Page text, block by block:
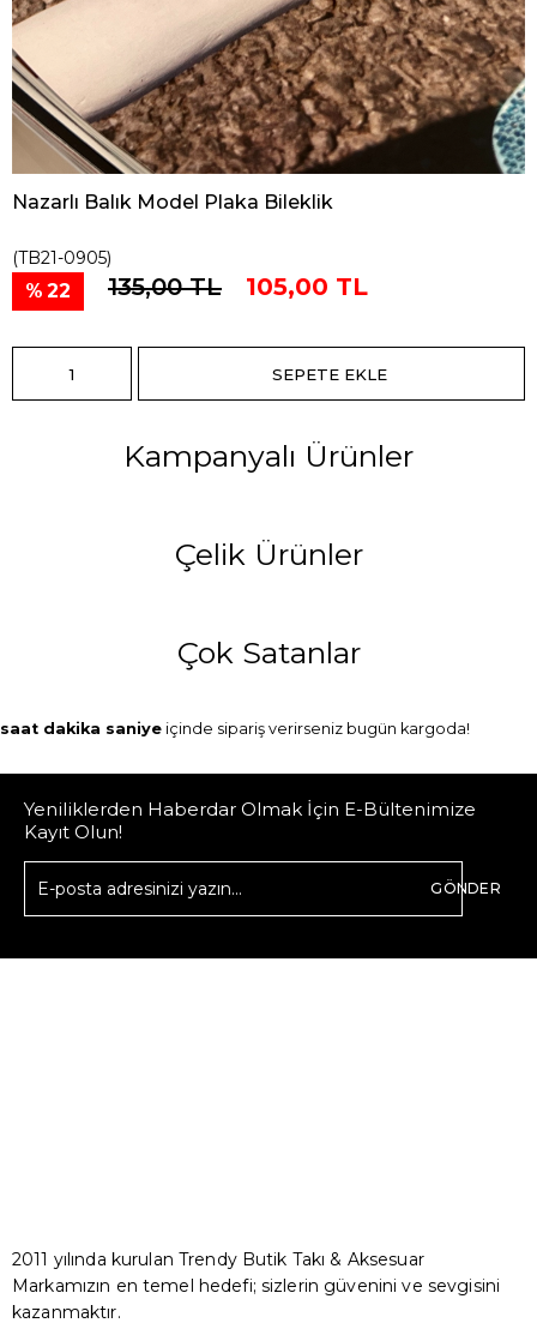
Nazarlı Balık Model Plaka Bileklik
(TB21-0905)
22 135,00 TL 105,00 TL
Kampanyalı Ürünler
Çelik Ürünler
Çok Satanlar
saat dakika saniye içinde sipariş verirseniz bugün kargoda!
Yeniliklerden Haberdar Olmak İçin E-Bültenimize
Kayıt Olun!
GÖNDER
2011 yılında kurulan Trendy Butik Takı & Aksesuar
Markamızın en temel hedefi; sizlerin güvenini ve sevgisini
kazanmaktır.